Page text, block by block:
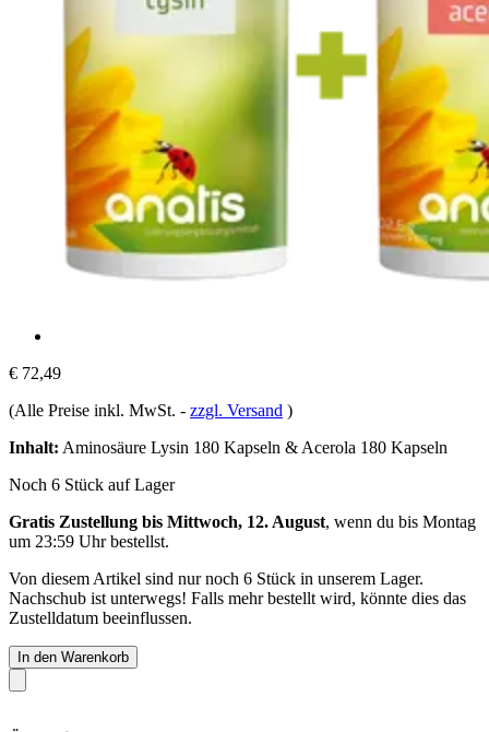
€ 72,49
(Alle Preise inkl. MwSt. - zzgl. Versand )
Inhalt: Aminosäure Lysin 180 Kapseln & Acerola 180 Kapseln
Noch 6 Stück auf Lager
Gratis Zustellung bis Mittwoch, 12. August, wenn du bis Montag
um 23:59 Uhrbestellst.
Von diesem Artikel sind nur noch 6 Stück in unserem Lager.
Nachschub ist unterwegs! Falls mehr bestellt wird, könnte dies das
Zustelldatum beeinflussen.
In den Warenkorb